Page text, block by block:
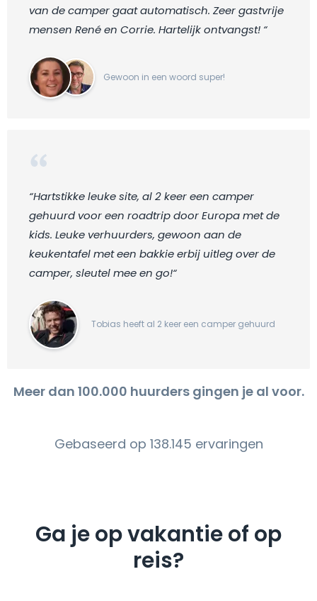
van de camper gaat automatisch. Zeer gastvrije
mensen René en Corrie. Hartelijk ontvangst! “
Gewoon in een woord super!
“Hartstikke leuke site, al 2 keer een camper
gehuurd voor een roadtrip door Europa met de
kids. Leuke verhuurders, gewoon aan de
keukentafel met een bakkie erbij uitleg over de
camper, sleutel mee en go!“
Tobias heeft al 2 keer een camper gehuurd
Meer dan 100.000 huurders gingen je al voor.
Gebaseerd op 138.145 ervaringen
Ga je op vakantie of op
reis?